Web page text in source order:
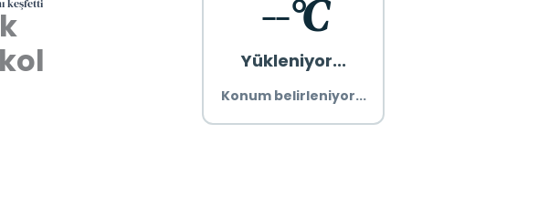
keşfetti --°C
Yükleniyor...
Konum belirleniyor...